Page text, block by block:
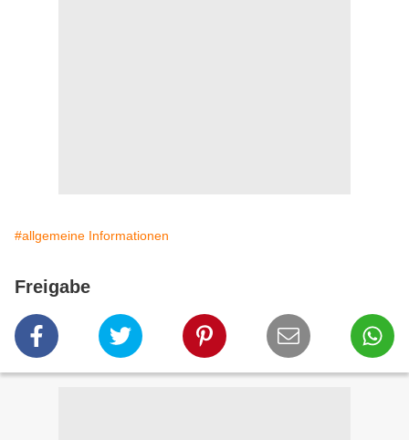
#allgemeine Informationen
Freigabe